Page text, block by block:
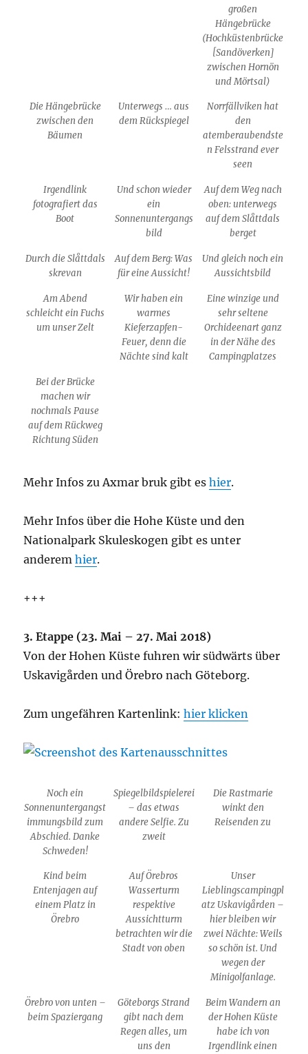
großen
Hängebrücke
(Hochküstenbrücke
[Sandöverken]
zwischen Hornön
und Mörtsal)
Die Hängebrücke
zwischen den
Bäumen
Unterwegs … aus
dem Rückspiegel
Norrfällviken hat
den
atemberaubendste
n Felsstrand ever
seen
Irgendlink
fotografiert das
Boot
Und schon wieder
ein
Sonnenuntergangs
bild
Auf dem Weg nach
oben: unterwegs
auf dem Slåttdals
berget
Durch die Slåttdals
skrevan
Auf dem Berg: Was
für eine Aussicht!
Und gleich noch ein
Aussichtsbild
Am Abend
schleicht ein Fuchs
um unser Zelt
Wir haben ein
warmes
Kieferzapfen-
Feuer, denn die
Nächte sind kalt
Eine winzige und
sehr seltene
Orchideenart ganz
in der Nähe des
Campingplatzes
Bei der Brücke
machen wir
nochmals Pause
auf dem Rückweg
Richtung Süden
Mehr Infos zu Axmar bruk gibt eshier.
Mehr Infos über die Hohe Küste und den
Nationalpark Skuleskogen gibt es unter
anderemhier.
+++
3. Etappe (23. Mai – 27. Mai 2018)
Von der Hohen Küste fuhren wir südwärts über
Uskavigården und Örebro nach Göteborg.
Zum ungefähren Kartenlink:hier klicken
Noch ein
Sonnenuntergangst
immungsbild zum
Abschied. Danke
Schweden!
Spiegelbildspielerei
– das etwas
andere Selfie. Zu
zweit
Die Rastmarie
winkt den
Reisenden zu
Kind beim
Entenjagen auf
einem Platz in
Örebro
Auf Örebros
Wasserturm
respektive
Aussichtturm
betrachten wir die
Stadt von oben
Unser
Lieblingscampingpl
atz Uskavigården –
hier bleiben wir
zwei Nächte: Weils
so schön ist. Und
wegen der
Minigolfanlage.
Örebro von unten –
beim Spaziergang
Göteborgs Strand
gibt nach dem
Regen alles, um
uns den
Beim Wandern an
der Hohen Küste
habe ich von
Irgendlink einen